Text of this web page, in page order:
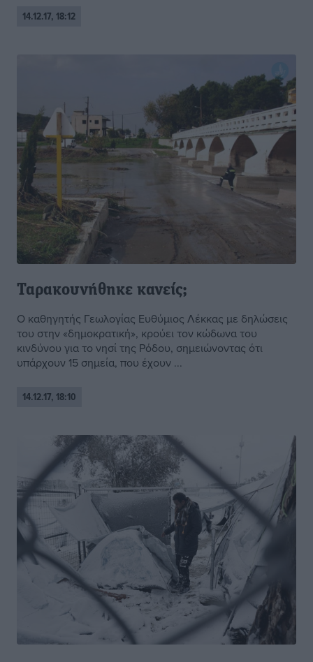
14.12.17, 18:12
Ταρακουνήθηκε κανείς;
Ο καθηγητής Γεωλογίας Ευθύμιος Λέκκας με δηλώσεις
του στην «δημοκρατική», κρούει τον κώδωνα του
κινδύνου για το νησί της Ρόδου, σημειώνοντας ότι
υπάρχουν 15 σημεία, που έχουν ...
14.12.17, 18:10